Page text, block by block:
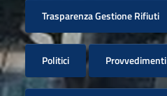
Trasparenza Gestione Rifiuti
Politici Provvedimenti